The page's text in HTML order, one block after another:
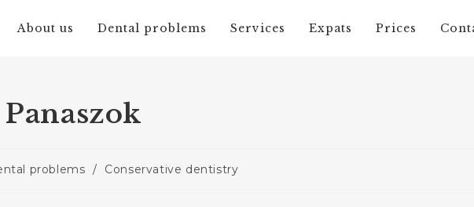
About us Dental problems Services Expats Prices
problems / Conservative dentistry